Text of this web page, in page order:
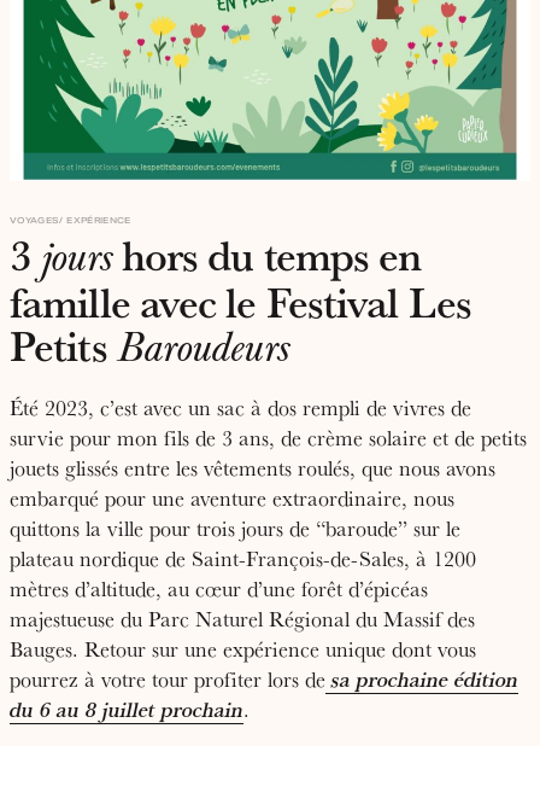
EXPÉRIENCE
VOYAGES
3 jourshors du temps en
famille avec le Festival Les
PetitsBaroudeurs
Été 2023, c’est avec un sac à dos rempli de vivres de
survie pour mon fils de 3 ans, de crème solaire et de petits
jouets glissés entre les vêtements roulés, que nous avons
embarqué pour une aventure extraordinaire, nous
quittons la ville pour trois jours de “baroude” sur le
plateau nordique de Saint-François-de-Sales, à 1200
mètres d’altitude, au cœur d’une forêt d’épicéas
majestueuse du Parc Naturel Régional du Massif des
Bauges. Retour sur une expérience unique dont vous
pourrez à votre tour profiter lors desa prochaine édition
du 6 au 8 juillet prochain.